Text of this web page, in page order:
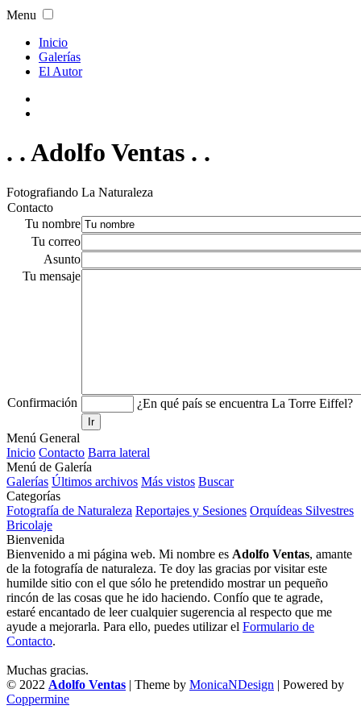
Menu
Inicio
Galerías
El Autor
. . Adolfo Ventas . .
Fotografiando La Naturaleza
Contacto
Tu nombre
Tu correo
Asunto
Tu mensaje
Confirmación ¿En qué país se encuentra La Torre Eiffel?
Ir
Menú General
Inicio Contacto Barra lateral
Menú de Galería
Galerías Últimos archivos Más vistos Buscar
Categorías
Fotografía de Naturaleza Reportajes y Sesiones Orquídeas Silvestres
Bricolaje
Bienvenida
Bienvenido a mi página web. Mi nombre es Adolfo Ventas, amante
de la fotografía de naturaleza. Te doy las gracias por visitar este
humilde sitio con el que sólo he pretendido mostrar un pequeño
rincón de las cosas que he ido haciendo. Confío que te agrade,
estaré encantado de leer cualquier sugerencia al respecto que me
ayude a mejorarla. Para ello, puedes utilizar el Formulario de
Contacto.
Muchas gracias.
© 2022 Adolfo Ventas | Theme by MonicaNDesign | Powered by
Coppermine